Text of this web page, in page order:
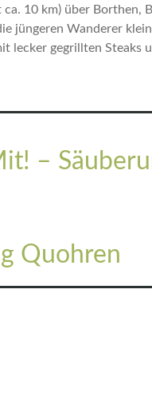
10 km) über Borthen,
jüngeren Wanderer
lecker gegrillten Steaks
–
Quohren